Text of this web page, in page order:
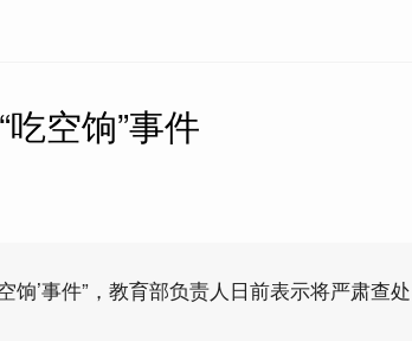
空饷”事件
饷’事件”，教育部负责人日前表示将严肃查